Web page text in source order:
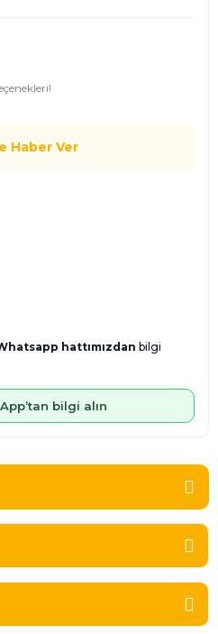
Haber Ver
hattımızdan bilgi
bilgi alın